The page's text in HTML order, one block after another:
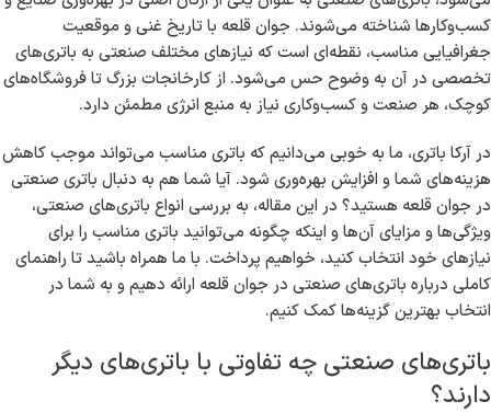
باتری 2 ولت 2000 آمپر OPZS
باتری صنعتی در جوان قلعه
در دنیای امروزکه نیاز به انرژی پایدار و قابل اعتماد بیش از پیش احساس
می‌شود، باتری‌های صنعتی به عنوان یکی از ارکان اصلی در بهره‌وری صنایع و
کسب‌وکارها شناخته می‌شوند. جوان قلعه با تاریخ غنی و موقعیت
جغرافیایی مناسب، نقطه‌ای است که نیازهای مختلف صنعتی به باتری‌های
تخصصی در آن به وضوح حس می‌شود. از کارخانجات بزرگ تا فروشگاه‌های